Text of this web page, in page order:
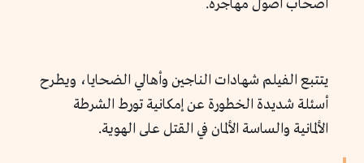
أصحاب أصول مهاجرة.
يتتبع الفيلم شهادات الناجين وأهالي الضحايا، ويطرح
أسئلة شديدة الخطورة عن إمكانية تورط الشرطة
الألمانية والساسة الألمان في القتل على الهوية.